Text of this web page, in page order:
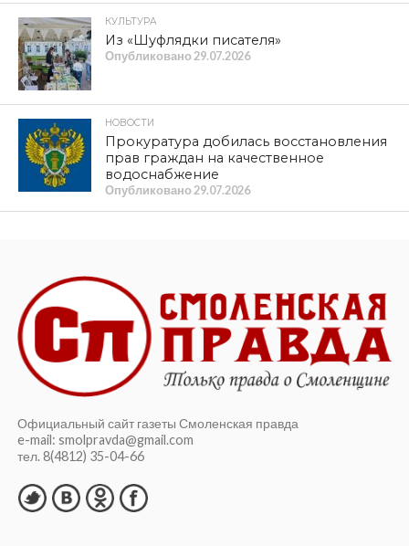
КУЛЬТУРА
Из «Шуфлядки писателя»
Опубликовано 29.07.2026
НОВОСТИ
Прокуратура добилась восстановления
прав граждан на качественное
водоснабжение
Опубликовано 29.07.2026
Официальный сайт газеты Смоленская правда
e-mail: smolpravda@gmail.com
тел. 8(4812) 35-04-66